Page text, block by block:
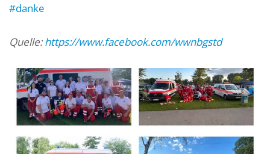
#danke
Quelle:https://www.facebook.com/wwnbgstd